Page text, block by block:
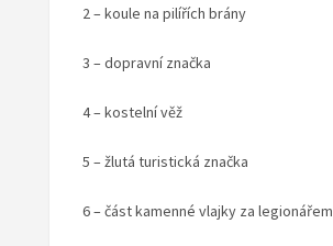
2 – koule na pilířích brány
3 – dopravní značka
4 – kostelní věž
5 – žlutá turistická značka
6 – část kamenné vlajky za legionářem